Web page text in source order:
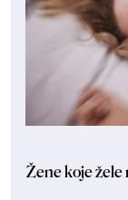
Žene koje